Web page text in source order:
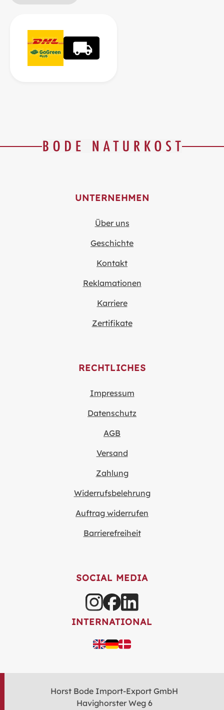
UNTERNEHMEN
Über uns
Geschichte
Kontakt
Reklamationen
Karriere
Zertifikate
RECHTLICHES
Impressum
Datenschutz
AGB
Versand
Zahlung
Widerrufsbelehrung
Auftrag widerrufen
Barrierefreiheit
SOCIAL MEDIA
INTERNATIONAL
Horst Bode Import-Export GmbH
Havighorster Weg 6